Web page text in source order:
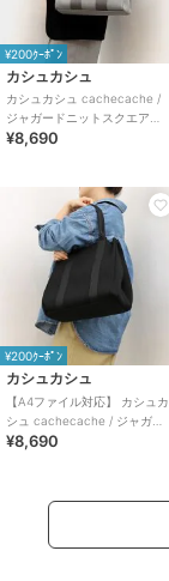
¥200ｸｰﾎﾟﾝ
カシュカシュ
カシュカシュ cachecache /
ジャガードニットスクエア
2wayトート
¥8,690
¥200ｸｰﾎﾟﾝ
カシュカシュ
【A4ファイル対応】 カシュカ
シュ cachecache / ジャガー
ドニットスクエアビッグトー
¥8,690